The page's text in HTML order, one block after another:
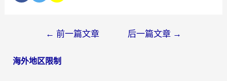
← 前一篇文章 后一篇文章 →
海外地区限制